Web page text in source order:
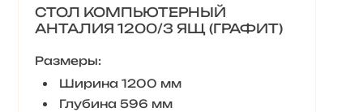
СТОЛ КОМПЬЮТЕРНЫЙ
АНТАЛИЯ 1200/3 ЯЩ (ГРАФИТ)
Размеры:
Ширина 1200 мм
Глубина 596 мм